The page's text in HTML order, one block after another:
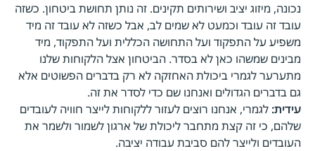
נכונה, מיזוג יציב ושירותים תקינים. זה נותן תחושת ביטחון. כשזה
עובד זה עובד וכמעט לא שמים לב, אבל כשזה לא עובד זה מיד
משפיע על התפקוד ועל התחושה הכללית ועל התפקוד, מיד
מבינים שמשהו כאן לא בסדר. הביטחון אצל הלקוחות שלנו
מתערער לגמרי ביכולת האחזקה לא רק בדברים הפשוטים אלא
גם בדברים הגדולים ואנחנו שם כדי לסדר את זה.
עידית: לגמרי, אנחנו רוצים לעזור ללקוחות לייצר חוויה לעובדים
שלהם, כי זה קצת מתחבר ליכולת של ארגון לשמור ולשמר את
העובדים ולייצר להם סביבת עבודה יציבה.